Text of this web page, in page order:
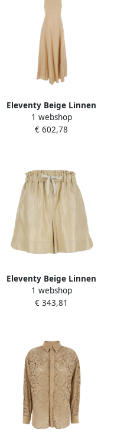
Eleventy Beige Linnen
Mouwloze Jurk Vrouw Beige
Dames
1 webshop
€ 602,78
Eleventy Beige Linnen
Shorts met Trekkoord in de
Taille Beige Dames
1 webshop
€ 343,81